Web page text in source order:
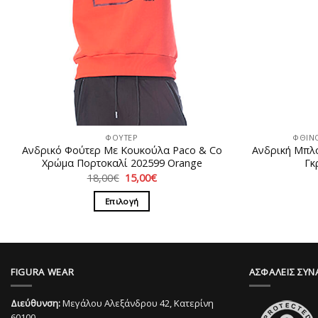
ΦΟΥΤΕΡ
Ανδρικό Φούτερ Με Κουκούλα Paco & Co
Χρώμα Πορτοκαλί 202599 Orange
18,00€ Original
price
was:
18,00€.
15,00€Η
Επιλογή
παραλλαγές.
Ανδρική
FIGURA WEAR
Διεύθυνση:Μεγάλου Αλεξάνδρου 42, Κατερίνη
ΑΣΦΑΛΕΙΣ